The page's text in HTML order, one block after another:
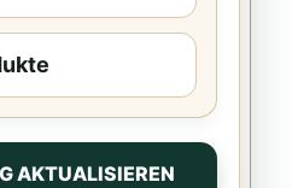
AKTUALISIEREN